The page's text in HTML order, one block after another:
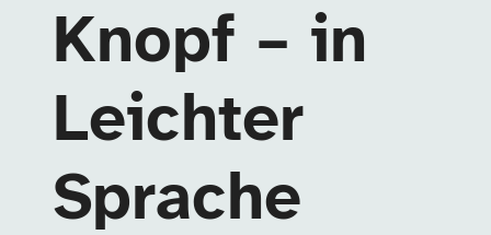
Knopf – in
Leichter
Sprache